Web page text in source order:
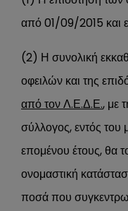
από 01/09/2015 και
(2) Η συνολική
οφειλών και της
από τον Λ.Ε.Δ.Ε., με
σύλλογος, εντός του
επομένου έτους, θα
ονομαστική
ποσά που